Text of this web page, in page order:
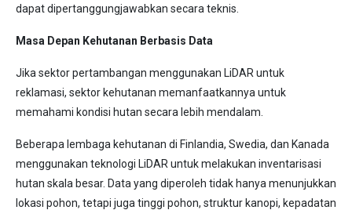
dapat dipertanggungjawabkan secara teknis.
Masa Depan Kehutanan Berbasis Data
Jika sektor pertambangan menggunakan LiDAR untuk
reklamasi, sektor kehutanan memanfaatkannya untuk
memahami kondisi hutan secara lebih mendalam.
Beberapa lembaga kehutanan di Finlandia, Swedia, dan Kanada
menggunakan teknologi LiDAR untuk melakukan inventarisasi
hutan skala besar. Data yang diperoleh tidak hanya menunjukkan
lokasi pohon, tetapi juga tinggi pohon, struktur kanopi, kepadatan